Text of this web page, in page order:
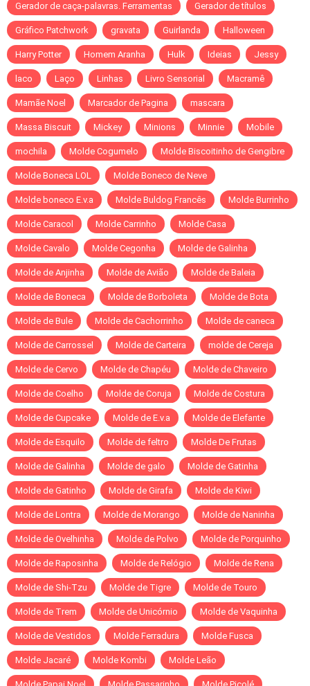
Gerador de caça-palavras. Ferramentas Gerador de títulos
Gráfico Patchwork gravata Guirlanda Halloween
Harry Potter Homem Aranha Hulk Ideias Jessy
laco Laço Linhas Livro Sensorial Macramê
Mamãe Noel Marcador de Pagina mascara
Massa Biscuit Mickey Minions Minnie Mobile
mochila Molde Cogumelo Molde Biscoitinho de Gengibre
Molde Boneca LOL Molde Boneco de Neve
Molde boneco E.v.a Molde Buldog Francês Molde Burrinho
Molde Caracol Molde Carrinho Molde Casa
Molde Cavalo Molde Cegonha Molde de Galinha
Molde de Anjinha Molde de Avião Molde de Baleia
Molde de Boneca Molde de Borboleta Molde de Bota
Molde de Bule Molde de Cachorrinho Molde de caneca
Molde de Carrossel Molde de Carteira molde de Cereja
Molde de Cervo Molde de Chapéu Molde de Chaveiro
Molde de Coelho Molde de Coruja Molde de Costura
Molde de Cupcake Molde de E.v.a Molde de Elefante
Molde de Esquilo Molde de feltro Molde De Frutas
Molde de Galinha Molde de galo Molde de Gatinha
Molde de Gatinho Molde de Girafa Molde de Kiwi
Molde de Lontra Molde de Morango Molde de Naninha
Molde de Ovelhinha Molde de Polvo Molde de Porquinho
Molde de Raposinha Molde de Relógio Molde de Rena
Molde de Shi-Tzu Molde de Tigre Molde de Touro
Molde de Trem Molde de Unicórnio Molde de Vaquinha
Molde de Vestidos Molde Ferradura Molde Fusca
Molde Jacaré Molde Kombi Molde Leão